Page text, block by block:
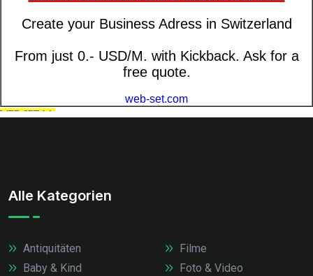
Alle Kategorien
Antiquitäten
Baby & Kind
Filme
Foto & Video